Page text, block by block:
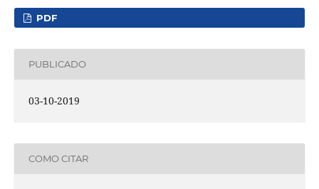
PDF
PUBLICADO
03-10-2019
COMO CITAR